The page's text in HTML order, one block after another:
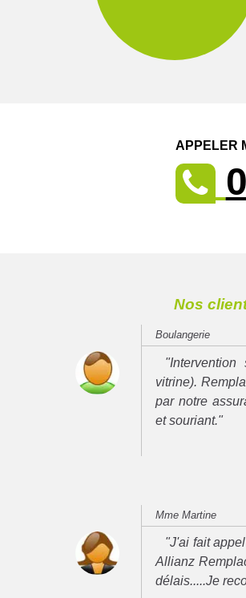
APPELER
Nos
Boulangerie
vitrine).
par notre
et souriant."
Mme Martine
"J'ai fait
Allianz
délais.....Je